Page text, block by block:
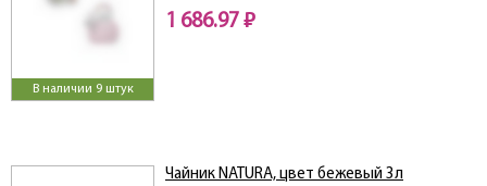
В наличии 9 штук
1 686.97 ₽
Чайник NATURA, цвет бежевый 3л